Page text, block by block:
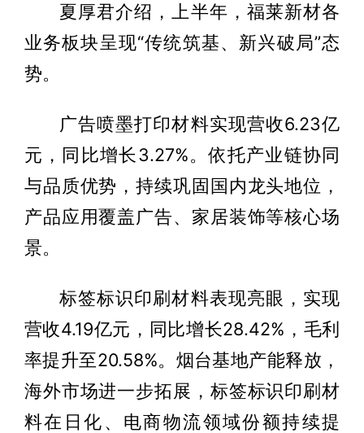
夏厚君介绍，上半年，福莱新材各
业务板块呈现“传统筑基、新兴破局”态
势。
广告喷墨打印材料实现营收6.23亿
元，同比增长3.27%。依托产业链协同
与品质优势，持续巩固国内龙头地位，
产品应用覆盖广告、家居装饰等核心场
景。
标签标识印刷材料表现亮眼，实现
营收4.19亿元，同比增长28.42%，毛利
率提升至20.58%。烟台基地产能释放，
海外市场进一步拓展，标签标识印刷材
料在日化、电商物流领域份额持续提